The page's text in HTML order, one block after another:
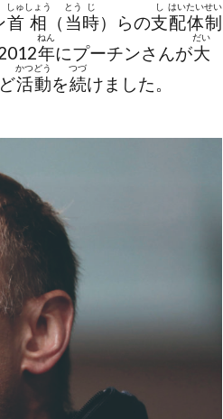
首
しゅ
相
しょう
（ 当
とう
時
じ
）らの支
し
配
はい
体
たい
制
せい
年
ねん
にプーチンさんが大
だい
活
かつ
動
どう
を続
つづ
けました。